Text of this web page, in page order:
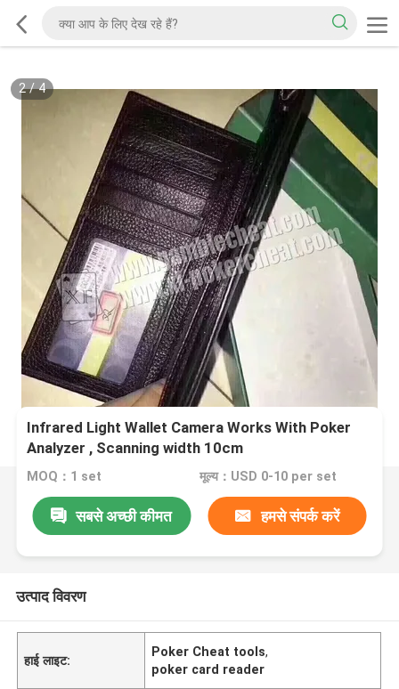
2/4
Infrared Light Wallet Camera Works With Poker
Analyzer , Scanning width 10cm
MOQ：1 set मूल्य：USD 0-10 per set
सबसे अच्छी कीमत हमसे संपर्क करें
उत्पाद विवरण
हाई लाइट:
Poker Cheat tools,
poker card reader